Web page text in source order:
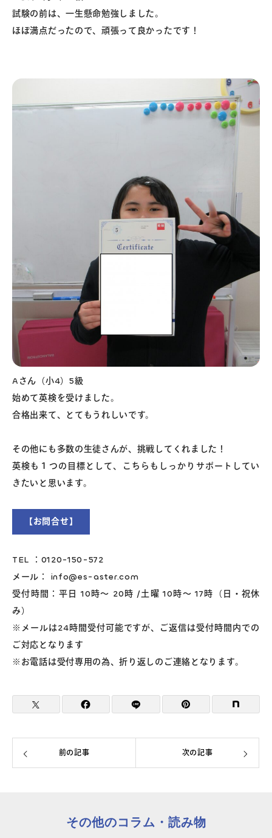
試験の前は、一生懸命勉強しました。
ほぼ満点だったので、頑張って良かったです！
Aさん（小4）5級
始めて英検を受けました。
合格出来て、とてもうれしいです。
その他にも多数の生徒さんが、挑戦してくれました！
英検も１つの目標として、こちらもしっかりサポートしてい
きたいと思います。
【お問合せ】
TEL ：0120-150-572
メール： info@es-aster.com
受付時間：平日 10時～ 20時 /土曜 10時～ 17時（日・祝休
み）
※メールは24時間受付可能ですが、ご返信は受付時間内での
ご対応となります
※お電話は受付専用の為、折り返しのご連絡となります。
前の記事 次の記事
その他のコラム・読み物